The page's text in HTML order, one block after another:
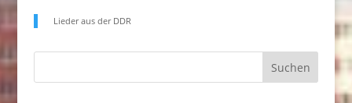
Lieder aus der DDR